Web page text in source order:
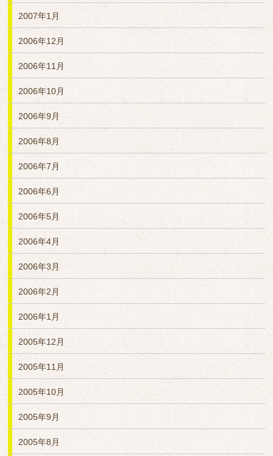
2007年1月
2006年12月
2006年11月
2006年10月
2006年9月
2006年8月
2006年7月
2006年6月
2006年5月
2006年4月
2006年3月
2006年2月
2006年1月
2005年12月
2005年11月
2005年10月
2005年9月
2005年8月